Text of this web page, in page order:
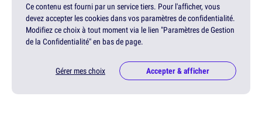
Ce contenu est fourni par un service tiers. Pour l'afficher, vous
devez accepter les cookies dans vos paramètres de confidentialité.
Modifiez ce choix à tout moment via le lien "Paramètres de Gestion
de la Confidentialité" en bas de page.
Gérer mes choix Accepter & afficher